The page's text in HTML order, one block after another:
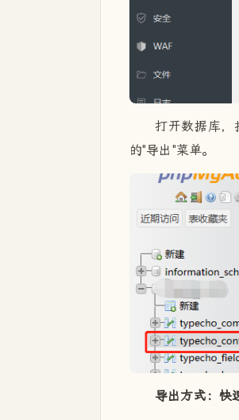
打开数据库，
的"导出"菜单。
导出方式：快